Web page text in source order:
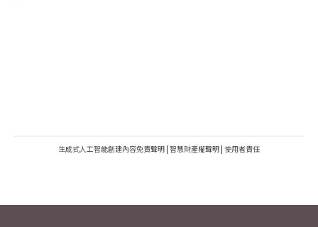
生成式人工智能創建內容免責聲明 | 智慧財產權聲明 | 使用者責任